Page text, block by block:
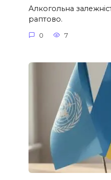
Алкогольна
раптово.
0 7